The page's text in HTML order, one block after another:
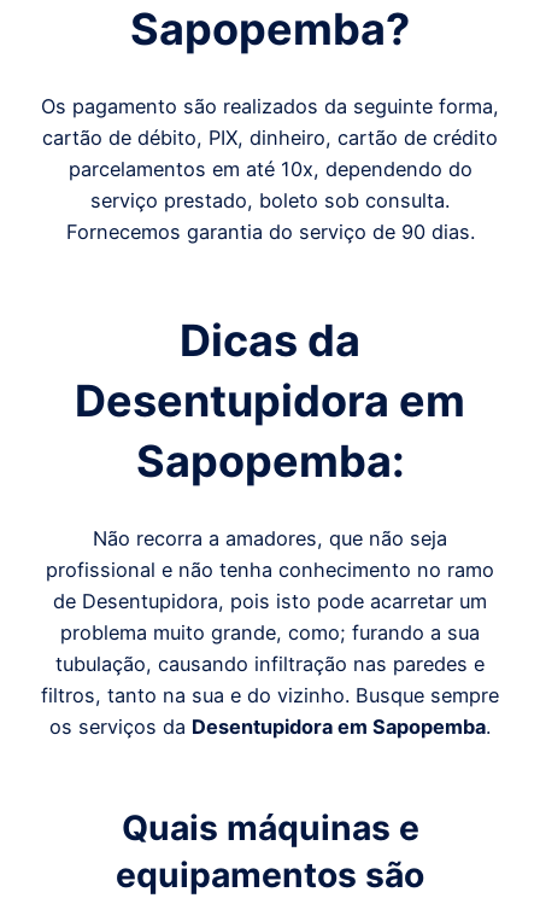
Sapopemba?
Os pagamento são realizados da seguinte forma,
cartão de débito, PIX, dinheiro, cartão de crédito
parcelamentos em até 10x, dependendo do
serviço prestado, boleto sob consulta.
Fornecemos garantia do serviço de 90 dias.
Dicas da
Desentupidora em
Sapopemba:
Não recorra a amadores, que não seja
profissional e não tenha conhecimento no ramo
de Desentupidora, pois isto pode acarretar um
problema muito grande, como; furando a sua
tubulação, causando infiltração nas paredes e
filtros, tanto na sua e do vizinho. Busque sempre
os serviços da Desentupidora em Sapopemba.
Quais máquinas e
equipamentos são